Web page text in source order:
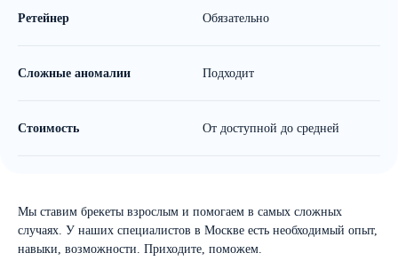
Ретейнер Обязательно
Сложные аномалии Подходит
Стоимость От доступной до средней
Мы ставим брекеты взрослым и помогаем в самых сложных
случаях. У наших специалистов в Москве есть необходимый опыт,
навыки, возможности. Приходите, поможем.